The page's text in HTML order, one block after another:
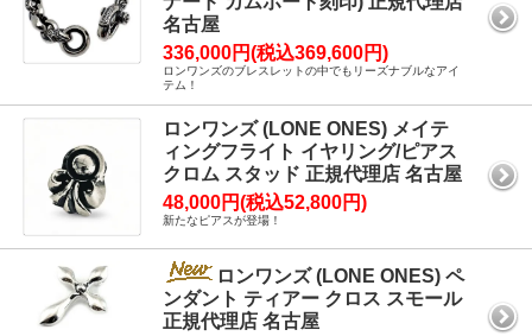
名古屋
336,000円(税込369,600円)
ロンワンズのブレスレットの中でもリーズナブルなアイ
テム！
ロンワンズ (LONE ONES) メイテ
ィングフライト イヤリング/ピアス
クロム スタッド 正規代理店 名古屋
48,000円(税込52,800円)
新たなピアスが登場！
ロンワンズ (LONE ONES) ペ
ンダント ティアー クロス スモール
正規代理店 名古屋